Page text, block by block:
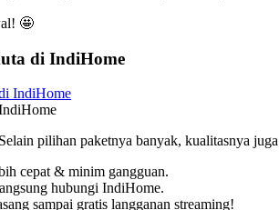
🤩
di IndiHome
pilihan paketnya banyak, kualitasnya
cepat & minim gangguan.
hubungi IndiHome.
sampai gratis langganan streaming!